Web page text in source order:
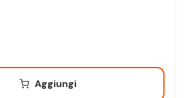
Aggiungi